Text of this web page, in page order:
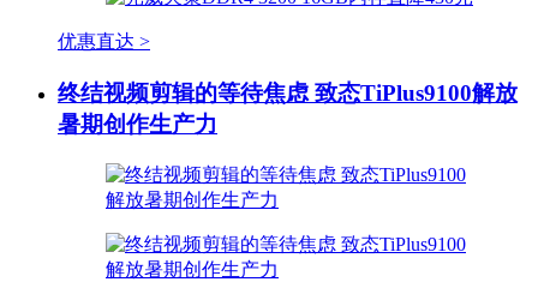
优惠直达 >
终结视频剪辑的等待焦虑 致态TiPlus9100解放
暑期创作生产力